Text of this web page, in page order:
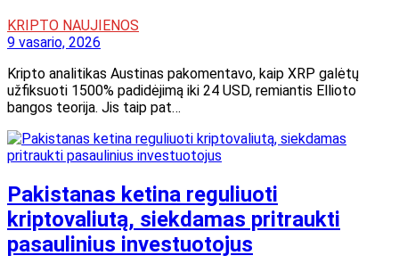
KRIPTO NAUJIENOS
9 vasario, 2026
Kripto analitikas Austinas pakomentavo, kaip XRP galėtų
užfiksuoti 1500% padidėjimą iki 24 USD, remiantis Ellioto
bangos teorija. Jis taip pat…
Pakistanas ketina reguliuoti
kriptovaliutą, siekdamas pritraukti
pasaulinius investuotojus